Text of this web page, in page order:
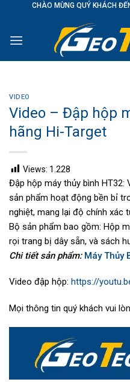
content
CHÀO MỪNG QUÝ KHÁCH ĐẾN VỚI
VIDEO
Video – Đập hộp
hãng Hi-Target
Views: 1.228
Đập hộp máy thủy bình HT32:
sản phẩm hoạt động bền bỉ
nghiệt, mang lại độ chính xác
Bộ sản phẩm bao gồm: Hộp
rọi trang bị dây sẵn, và sách
Chi tiết sản phẩm: Máy Thủy
Video đập hộp: https://
Mọi thông tin quý khách vui